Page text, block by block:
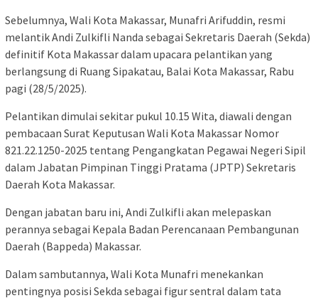
Sebelumnya, Wali Kota Makassar, Munafri Arifuddin, resmi
melantik Andi Zulkifli Nanda sebagai Sekretaris Daerah (Sekda)
definitif Kota Makassar dalam upacara pelantikan yang
berlangsung di Ruang Sipakatau, Balai Kota Makassar, Rabu
pagi (28/5/2025).
Pelantikan dimulai sekitar pukul 10.15 Wita, diawali dengan
pembacaan Surat Keputusan Wali Kota Makassar Nomor
821.22.1250-2025 tentang Pengangkatan Pegawai Negeri Sipil
dalam Jabatan Pimpinan Tinggi Pratama (JPTP) Sekretaris
Daerah Kota Makassar.
Dengan jabatan baru ini, Andi Zulkifli akan melepaskan
perannya sebagai Kepala Badan Perencanaan Pembangunan
Daerah (Bappeda) Makassar.
Dalam sambutannya, Wali Kota Munafri menekankan
pentingnya posisi Sekda sebagai figur sentral dalam tata